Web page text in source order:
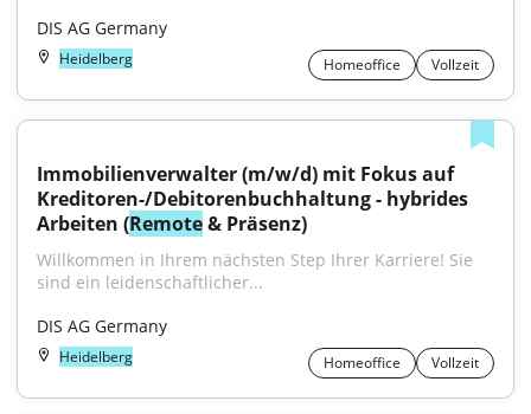
DIS AG Germany
Heidelberg Homeoffice Vollzeit
Immobilienverwalter (m/w/d) mit Fokus auf
Kreditoren-/Debitorenbuchhaltung - hybrides
Arbeiten (Remote & Präsenz)
Willkommen in Ihrem nächsten Step Ihrer Karriere! Sie
sind ein leidenschaftlicher...
DIS AG Germany
Heidelberg Homeoffice Vollzeit